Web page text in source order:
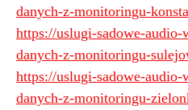
danych-z-monitoringu-
https://uslugi-sadowe-
danych-z-monitoringu-
https://uslugi-sadowe-
danych-z-monitoringu-